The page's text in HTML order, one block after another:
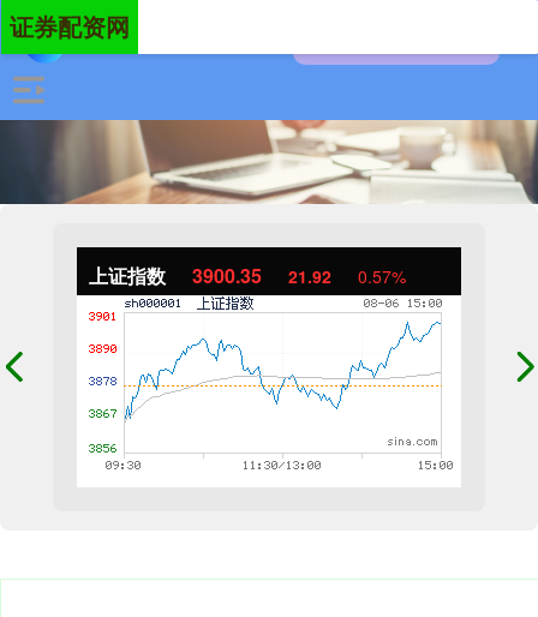
上证指数 3900.35 21.92 0.57%
证券配资网